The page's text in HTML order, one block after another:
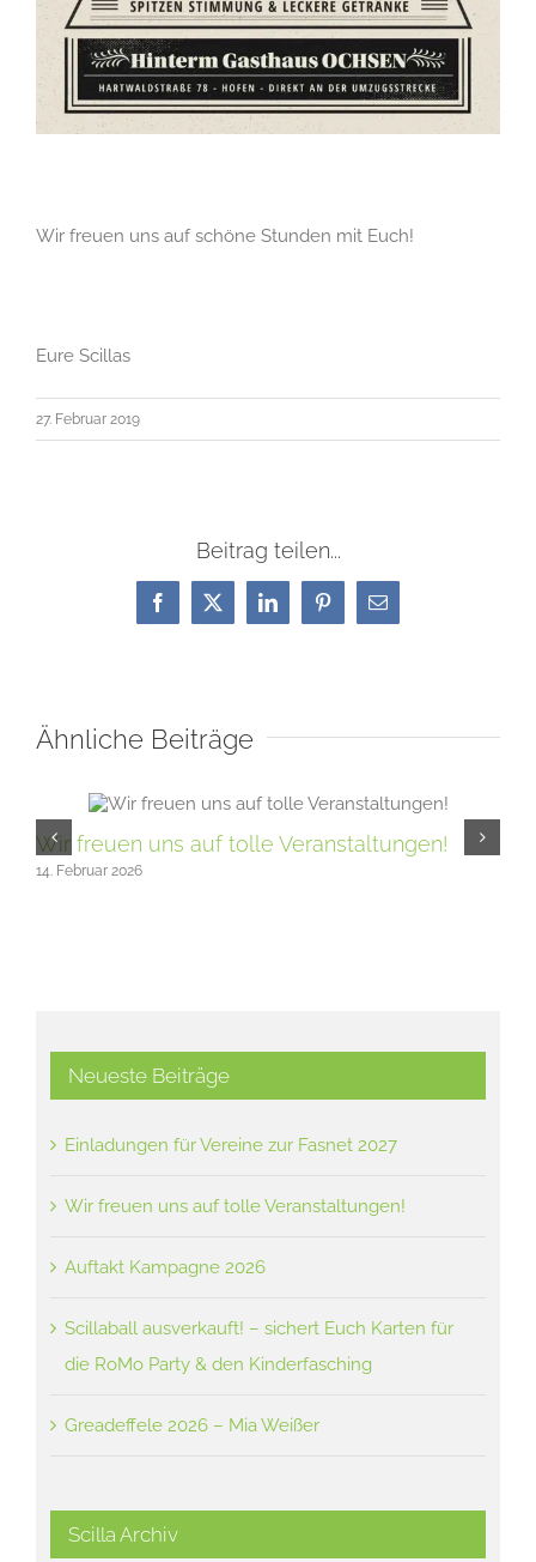
Wir freuen uns auf schöne Stunden mit Euch!
Eure Scillas
27. Februar 2019
Beitrag teilen...
Facebook
X LinkedInPinterest
E-
Mail
Ähnliche Beiträge
Wir freuen uns auf tolle Veranstaltungen!
14. Februar 2026
Neueste Beiträge
Einladungen für Vereine zur Fasnet 2027
Wir freuen uns auf tolle Veranstaltungen!
Auftakt Kampagne 2026
Scillaball ausverkauft! – sichert Euch Karten für
die RoMo Party & den Kinderfasching
Greadeffele 2026 – Mia Weißer
Scilla Archiv